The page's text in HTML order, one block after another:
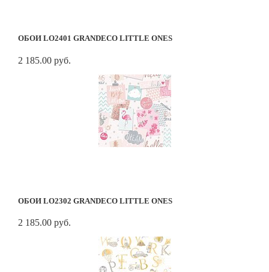
ОБОИ LO2401 GRANDECO LITTLE ONES
2 185.00 руб.
ОБОИ LO2302 GRANDECO LITTLE ONES
2 185.00 руб.